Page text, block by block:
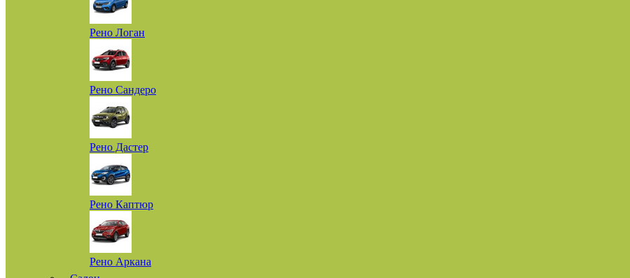
Рено Логан
Рено Сандеро
Рено Дастер
Рено Каптюр
Рено Аркана